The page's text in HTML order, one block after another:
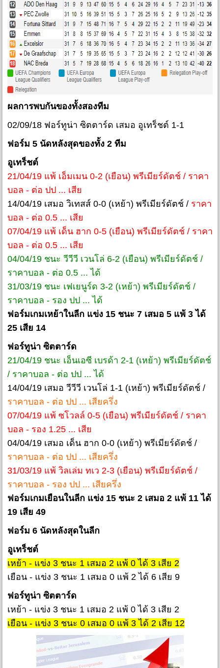
ผลการพบกันของทั้งสองทีม
02/09/18 ฟอร์ทูน่า ซิตตาร์ด เสมอ อูเทร็ชต์ 1-1
ฟอร์ม 5 นัดหลังสุดของทั้ง 2 ทีม
อูเทร็ชต์
21/04/19 แพ้ เอ็มเมน 0-2 (เยือน) พรีเมียร์ดัตช์ / ราคา
บอล - ต่อ ปป ... เสีย
14/04/19 เสมอ วิเทสส์ 0-0 (เหย้า) พรีเมียร์ดัตช์ / ราคา
บอล - ต่อ 0.5 ... เสีย
07/04/19 แพ้ เด็น ฮาก 0-5 (เยือน) พรีเมียร์ดัตช์ / ราคา
บอล - ต่อ 0.5 ... เสีย
04/04/19 ชนะ วีวีวี เวนโล่ 6-2 (เยือน) พรีเมียร์ดัตช์ /
ราคาบอล - ต่อ 0.5 ... ได้
31/03/19 ชนะ เฟเยนูร์ด 3-2 (เหย้า) พรีเมียร์ดัตช์ /
ราคาบอล - รอง ปป ... ได้
ฟอร์มเกมเหย้าในลีก แข่ง 15 ชนะ 7 เสมอ 5 แพ้ 3 ได้
25 เสีย 14
ฟอร์ทูน่า ซิตตาร์ด
21/04/19 ชนะ เอ็นเอซี เบรด้า 2-1 (เหย้า) พรีเมียร์ดัตช์
/ ราคาบอล - ต่อ ปป ... ได้
14/04/19 เสมอ วีวีวี เวนโล่ 1-1 (เหย้า) พรีเมียร์ดัตช์ /
ราคาบอล - ต่อ ปป ... เสียครึ่ง
07/04/19 แพ้ ซโวลล์ 0-5 (เยือน) พรีเมียร์ดัตช์ / ราคา
บอล - รอง 1.25 ... เสีย
04/04/19 เสมอ เด็น ฮาก 0-0 (เหย้า) พรีเมียร์ดัตช์ /
ราคาบอล - ต่อ ปป ... เสียครึ่ง
31/03/19 แพ้ วิลเล่ม ทเว 2-3 (เยือน) พรีเมียร์ดัตช์ /
ราคาบอล - รอง ปป ... เสียครึ่ง
ฟอร์มเกมเยือนในลีก แข่ง 15 ชนะ 2 เสมอ 2 แพ้ 11 ได้
19 เสีย 49
ฟอร์ม 6 นัดหลังสุดในลีก
อูเทร็ชต์
เหย้า - แข่ง 3 ชนะ 1 เสมอ 2 แพ้ 0 ได้ 3 เสีย 2
เยือน - แข่ง 3 ชนะ 1 เสมอ 0 แพ้ 2 ได้ 6 เสีย 9
ฟอร์ทูน่า ซิตตาร์ด
เหย้า - แข่ง 3 ชนะ 1 เสมอ 2 แพ้ 0 ได้ 3 เสีย 2
เยือน - แข่ง 3 ชนะ 0 เสมอ 0 แพ้ 3 ได้ 2 เสีย 12